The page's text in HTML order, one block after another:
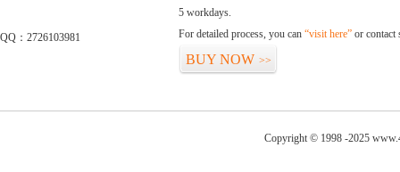
QQ：2726103981
5 workdays.
For detailed process, you can “visit here” or contact
BUY NOW >>
Copyright © 1998 -2025